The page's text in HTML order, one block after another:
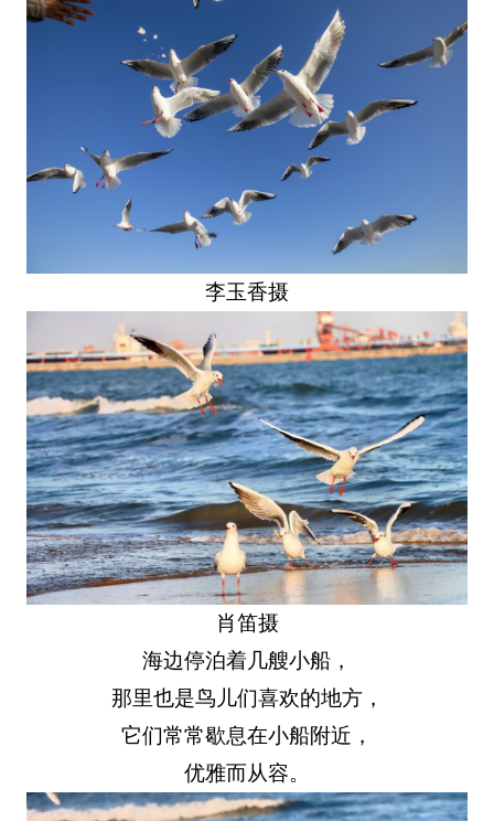
李玉香摄
肖笛摄
海边停泊着几艘小船，
那里也是鸟儿们喜欢的地方，
它们常常歇息在小船附近，
优雅而从容。